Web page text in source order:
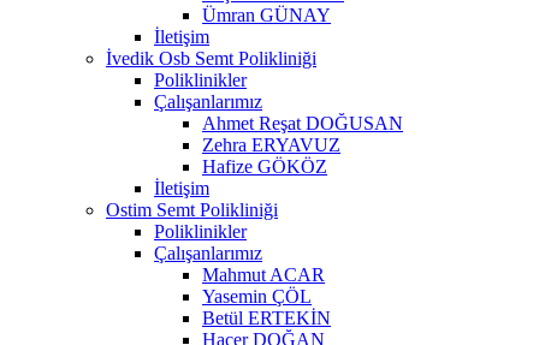
Ümran GÜNAY
İletişim
İvedik Osb Semt Polikliniği
Poliklinikler
Çalışanlarımız
Ahmet Reşat DOĞUSAN
Zehra ERYAVUZ
Hafize GÖKÖZ
İletişim
Ostim Semt Polikliniği
Poliklinikler
Çalışanlarımız
Mahmut ACAR
Yasemin ÇÖL
Betül ERTEKİN
Hacer DOĞAN